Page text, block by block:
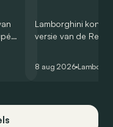
Lamborghini
versie van de
een record voor
8 aug 2026